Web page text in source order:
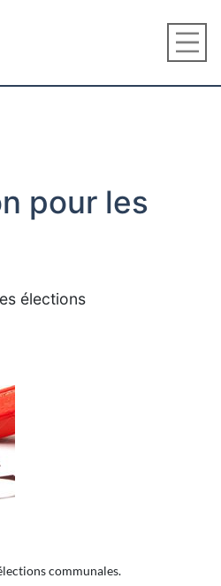
pour les
élections
communales.